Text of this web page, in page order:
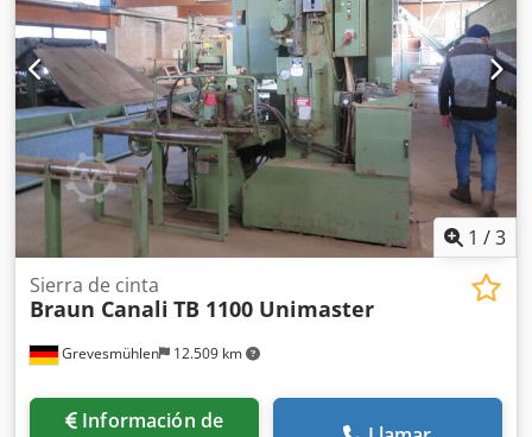
1 /3
Grevesmühlen 12.509 km
Sierra de cinta
Braun Canali TB 1100 Unimaster
Información de